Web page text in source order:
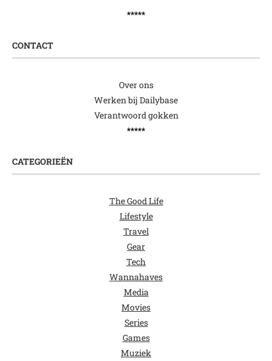
*****
CONTACT
Over ons
Werken bij Dailybase
Verantwoord gokken
*****
CATEGORIEËN
The Good Life
Lifestyle
Travel
Gear
Tech
Wannahaves
Media
Movies
Series
Games
Muziek